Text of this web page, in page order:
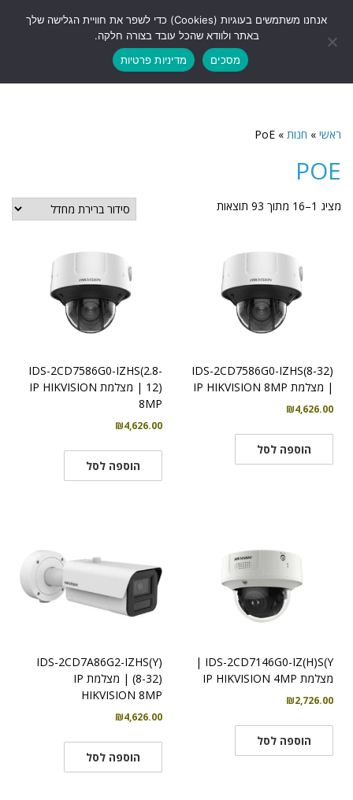
תפריט
ראשי » חנות »
PoE
POE
מציג 1–16 מתוך 93 תוצאות
IDS-2CD7586G0-IZHS(8-32)
| מצלמת IP HIKVISION 8MP
₪4,626.00
הוספה לסל
IDS-2CD7586G0-IZHS(2.8-
12) | מצלמת IP HIKVISION
8MP
₪4,626.00
הוספה לסל
IDS-2CD7146G0-IZ(H)S(Y |
מצלמת IP HIKVISION 4MP
₪2,726.00
הוספה לסל
IDS-2CD7A86G2-IZHS(Y)
(8-32) | מצלמת IP
HIKVISION 8MP
₪4,626.00
הוספה לסל
אנחנו משתמשים בעוגיות (Cookies) כדי לשפר את חוויית הגלישה שלך
באתר ולוודא שהכל עובד בצורה חלקה.
מסכים
מדיניות פרטיות